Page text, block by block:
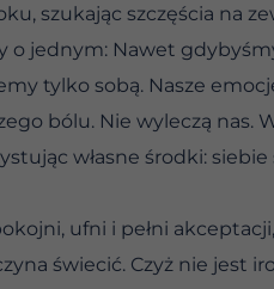
szukając szczęścia na
o jednym: Nawet
tylko sobą. Nasze
bólu. Nie wyleczą nas.
własne środki:
ufni i pełni
świecić. Czyż nie jest